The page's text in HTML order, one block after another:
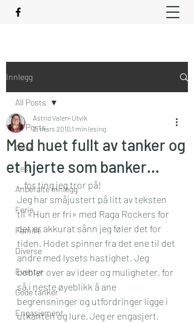
Innlegg
All Posts
Alvor
Fest
Anbefalte innlegg
Ferie
Familie
Diverse
Eventyr
Gode tanker
Engasjement
All Posts
Med huet fullt av tanker og
et hjerte som banker…
Astrid Valen-Utvik
2. mars 2010 1 min lesing
…for ting jeg tror på!
Jeg har småjustert på litt av teksten
til «Hun er fri» med Raga Rockers for
det er akkurat sånn jeg føler det for
tiden. Hodet spinner fra det ene til det
andre med lysets hastighet. Jeg
bobler over av ideer og muligheter, for
så i neste øyeblikk å ane
begrensninger og utfordringer ligge i
utkanten og lure. Jeg er engasjert,